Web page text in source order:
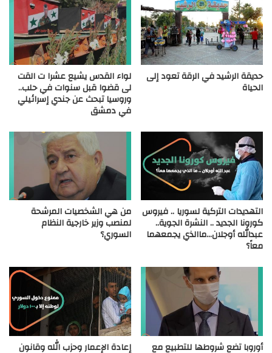
حديقة الرشيد في الرقة تعود إلى
الحياة
لواء القدس يشيع عشرا ت القت
لى قضوا قبل سنوات في حلب..
وروسيا تبحث عن جندي إسرائيلي
في دمشق
التهديدات التركية لسوريا .. فيروس
كورونا الجديد .. النشرة الجوية..
عبدالله أوجلان…ماالذي يجمعهما
معاً؟
من هي الشخصيات المرشحة
لمنصب وزير خارجية النظام
السوري؟
أوروبا تضع شروطها للتطبيع مع إعادة الإعمار وحزب الله وقانون